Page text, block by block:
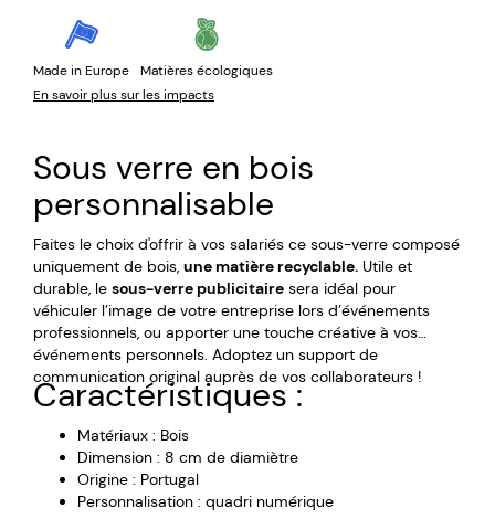
Made in Europe
Matières écologiques
En savoir plus sur les impacts
Sous verre en bois
personnalisable
Faites le choix d'offrir à vos salariés ce sous-verre composé
uniquement de bois, une matière recyclable. Utile et
durable, le sous-verre publicitaire sera idéal pour
véhiculer l’image de votre entreprise lors d’événements
professionnels, ou apporter une touche créative à vos
événements personnels. Adoptez un support de
communication original auprès de vos collaborateurs !
Caractéristiques :
Matériaux : Bois
Dimension : 8 cm de diamiètre
Origine : Portugal
Personnalisation : quadri numérique